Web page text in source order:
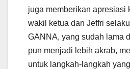
juga memberikan apresiasi
wakil ketua dan Jeffri
GANNA, yang sudah lama
pun menjadi lebih akrab,
untuk langkah-langkah